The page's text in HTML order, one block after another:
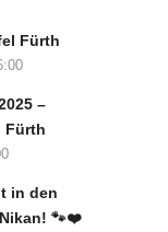
Fürth
–
Fürth
in den
🐾❤️